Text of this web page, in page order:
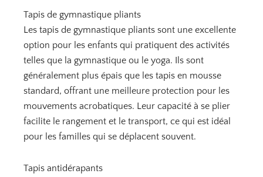
Tapis de gymnastique pliants
Les tapis de gymnastique pliants sont une excellente
option pour les enfants qui pratiquent des activités
telles que la gymnastique ou le yoga. Ils sont
généralement plus épais que les tapis en mousse
standard, offrant une meilleure protection pour les
mouvements acrobatiques. Leur capacité à se plier
facilite le rangement et le transport, ce qui est idéal
pour les familles qui se déplacent souvent.
Tapis antidérapants